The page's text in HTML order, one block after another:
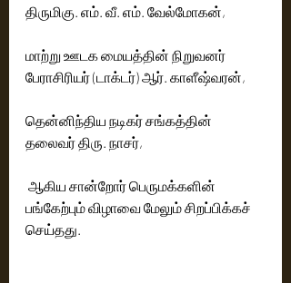
திருமிகு. எம். வீ. எம். வேல்மோகன்,
மாற்று ஊடக மையத்தின் நிறுவனர்
பேராசிரியர் (டாக்டர்) ஆர். காளீஷ்வரன்,
தென்னிந்திய நடிகர் சங்கத்தின்
தலைவர் திரு. நாசர்,
பங்கேற்பும் விழாவை மேலும் சிறப்பிக்கச்
செய்தது.